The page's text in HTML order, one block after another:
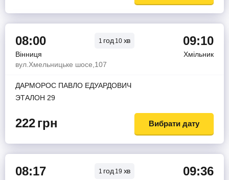
08:00 1 год10 хв 09:10
Вінниця
Хмільник
вул.Хмельницьке шосе,107
ДАРМОРОС ПАВЛО ЕДУАРДОВИЧ
ЭТАЛОН 29
222грн Вибрати дату
08:17 1 год19 хв 09:36